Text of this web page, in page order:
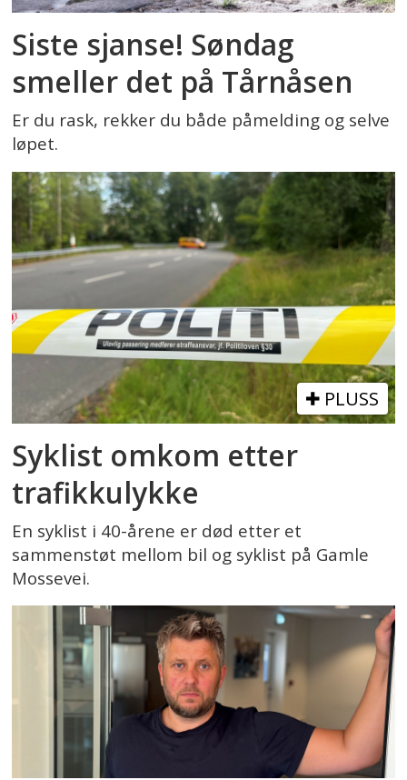
Siste sjanse! Søndag
smeller det på Tårnåsen
Er du rask, rekker du både påmelding og selve
løpet.
PLUSS
Syklist omkom etter
trafikkulykke
En syklist i 40-årene er død etter et
sammenstøt mellom bil og syklist på Gamle
Mossevei.